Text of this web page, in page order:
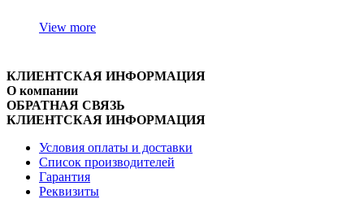
View more
КЛИЕНТСКАЯ ИНФОРМАЦИЯ
О компании
ОБРАТНАЯ СВЯЗЬ
КЛИЕНТСКАЯ ИНФОРМАЦИЯ
Условия оплаты и доставки
Список производителей
Гарантия
Реквизиты